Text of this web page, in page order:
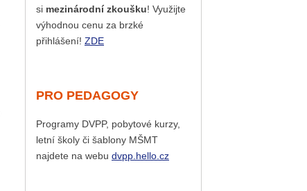
si mezinárodní zkoušku! Využijte
výhodnou cenu za brzké
přihlášení! ZDE
PRO PEDAGOGY
Programy DVPP, pobytové kurzy,
letní školy či šablony MŠMT
najdete na webu dvpp.hello.cz